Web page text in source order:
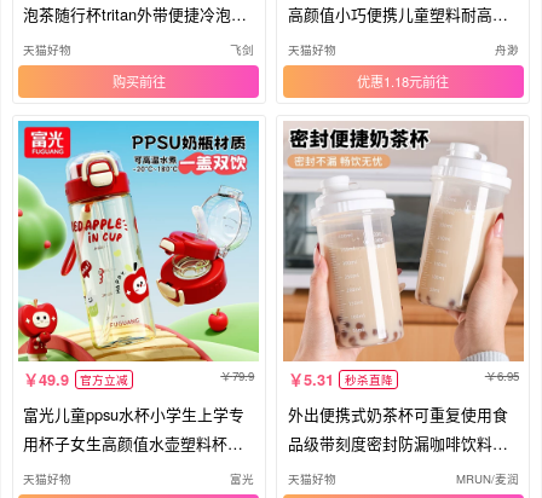
泡茶随行杯tritan外带便捷冷泡水
杯
天猫好物 飞剑
购买
高颜值小巧便携儿童塑料耐高温
定制
天猫好物 舟渺
优惠1.18元
49.9 官方立减 79.9
富光儿童ppsu水杯小学生上学专
用杯子女生高颜值水壶塑料杯吸
管杯
天猫好物 富光
5.31 秒杀直降 6.95
外出便携式奶茶杯可重复使用食
品级带刻度密封防漏咖啡饮料随
手杯
天猫好物 MRUN/麦润